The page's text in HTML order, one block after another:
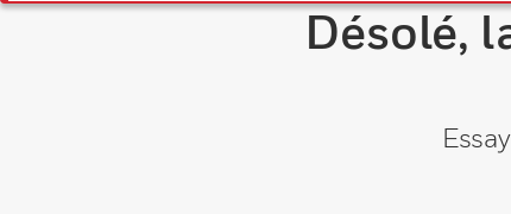
Désolé,